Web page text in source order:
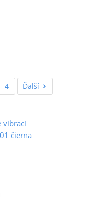
4 Ďalší
vibrací
čierna